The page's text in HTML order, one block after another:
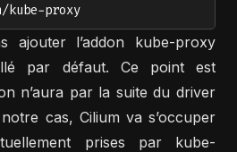
kube-proxy
ajouter l’addon kube-proxy
par défaut. Ce point est
n’aura par la suite du driver
cas, Cilium va s’occuper
prises par kube-